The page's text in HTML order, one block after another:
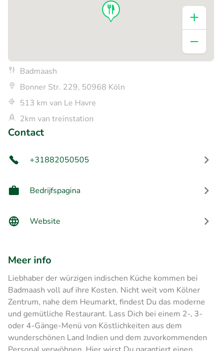
Badmaash
Bonner Str. 229, 50968 Köln
513 km van Le Havre
2km van treinstation
Contact
+31882050505
Bedrijfspagina
Website
Meer info
Liebhaber der würzigen indischen Küche kommen bei
Badmaash voll auf ihre Kosten. Nicht weit vom Kölner
Zentrum, nahe dem Heumarkt, findest Du das moderne
und gemütliche Restaurant. Lass Dich bei einem 2-, 3-
oder 4-Gänge-Menü von Köstlichkeiten aus dem
wunderschönen Land Indien und dem zuvorkommenden